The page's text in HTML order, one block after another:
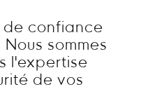
de confiance
sommes
l'expertise
de vos